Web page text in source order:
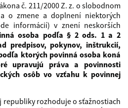
č. 211/2000 Z. z. o slobodnom
o zmene a doplnení niektorých
informácií) v znení neskorších
osoba podľa § 2 ods. 1 a 2
predpisov, pokynov, inštrukcií,
ktorých povinná osoba koná
upravujú práva a povinnosti
osôb vo vzťahu k povinnej
republiky rozhoduje o sťažnostiach